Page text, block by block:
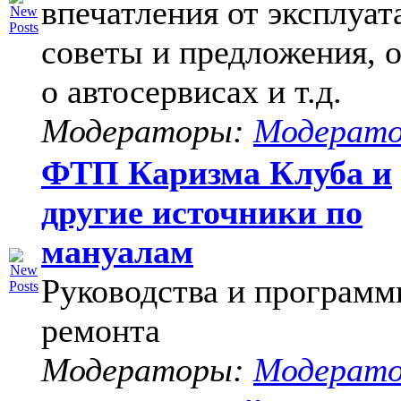
впечатления от
советы и предложения,
о автосервисах и т.д.
Модераторы:
ФТП Каризма Клуба и
другие источники по
мануалам
Руководства и
ремонта
Модераторы: